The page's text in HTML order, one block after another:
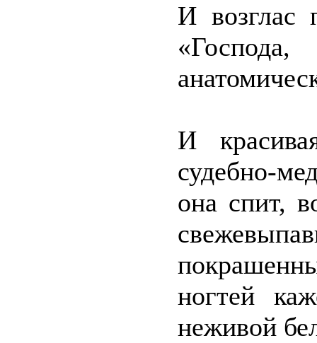
И возглас
И
судебно-
она спит,
ногтей
неживой